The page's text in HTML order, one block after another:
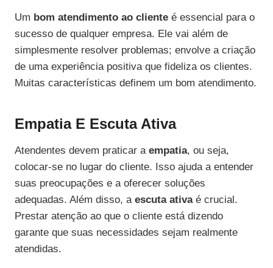
Um bom atendimento ao cliente é essencial para o
sucesso de qualquer empresa. Ele vai além de
simplesmente resolver problemas; envolve a criação
de uma experiência positiva que fideliza os clientes.
Muitas características definem um bom atendimento.
Empatia E Escuta Ativa
Atendentes devem praticar a empatia, ou seja,
colocar-se no lugar do cliente. Isso ajuda a entender
suas preocupações e a oferecer soluções
adequadas. Além disso, a escuta ativaé crucial.
Prestar atenção ao que o cliente está dizendo
garante que suas necessidades sejam realmente
atendidas.